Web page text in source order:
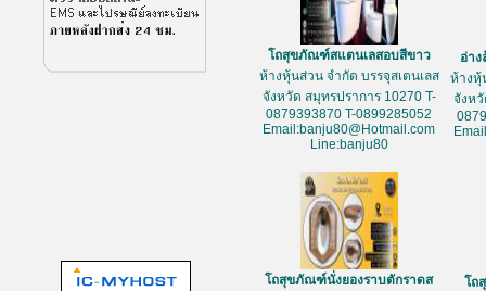
โถสุขภัณฑ์สแตนเลสอบสีขาว
ห้างหุ้นส่วน จำกัด บรรจุสเตนเลส
จังหวัด สมุทรปราการ 10270 T-
0879393870 T-0899285052
Email:banju80@Hotmail.com
Line:banju80
อ่า
ห้างหุ้
จังห
โถสุขภัณฑ์นั่งยองราบตักราดส
โถ